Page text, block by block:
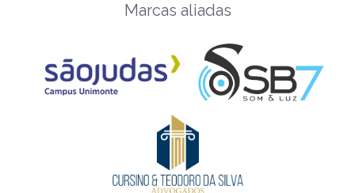
Marcas aliadas